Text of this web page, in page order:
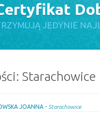
JEDYNIE
Starachowice
JOANNA - Starachowice